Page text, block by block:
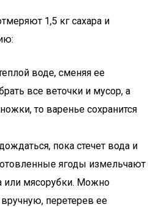
1,5 кг сахара и
воде, сменяя ее
все веточки и мусор, а
то варенье сохранится
пока стечет вода и
ягоды измельчают
или мясорубки. Можно
перетерев ее